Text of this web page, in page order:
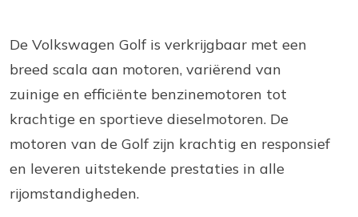
De Volkswagen Golf is verkrijgbaar met een
breed scala aan motoren, variërend van
zuinige en efficiënte benzinemotoren tot
krachtige en sportieve dieselmotoren. De
motoren van de Golf zijn krachtig en responsief
en leveren uitstekende prestaties in alle
rijomstandigheden.